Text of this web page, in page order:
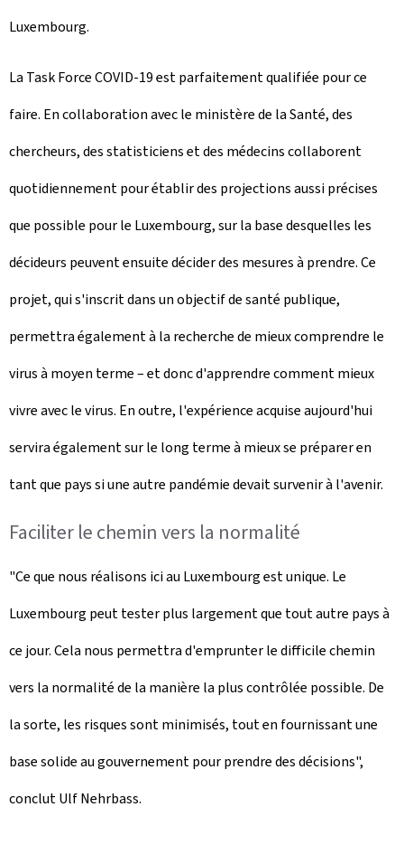
Luxembourg.
La Task Force COVID-19 est parfaitement qualifiée pour ce
faire. En collaboration avec le ministère de la Santé, des
chercheurs, des statisticiens et des médecins collaborent
quotidiennement pour établir des projections aussi précises
que possible pour le Luxembourg, sur la base desquelles les
décideurs peuvent ensuite décider des mesures à prendre. Ce
projet, qui s'inscrit dans un objectif de santé publique,
permettra également à la recherche de mieux comprendre le
virus à moyen terme – et donc d'apprendre comment mieux
vivre avec le virus. En outre, l'expérience acquise aujourd'hui
servira également sur le long terme à mieux se préparer en
tant que pays si une autre pandémie devait survenir à l'avenir.
Faciliter le chemin vers la normalité
"Ce que nous réalisons ici au Luxembourg est unique. Le
Luxembourg peut tester plus largement que tout autre pays à
ce jour. Cela nous permettra d'emprunter le difficile chemin
vers la normalité de la manière la plus contrôlée possible. De
la sorte, les risques sont minimisés, tout en fournissant une
base solide au gouvernement pour prendre des décisions",
conclut Ulf Nehrbass.